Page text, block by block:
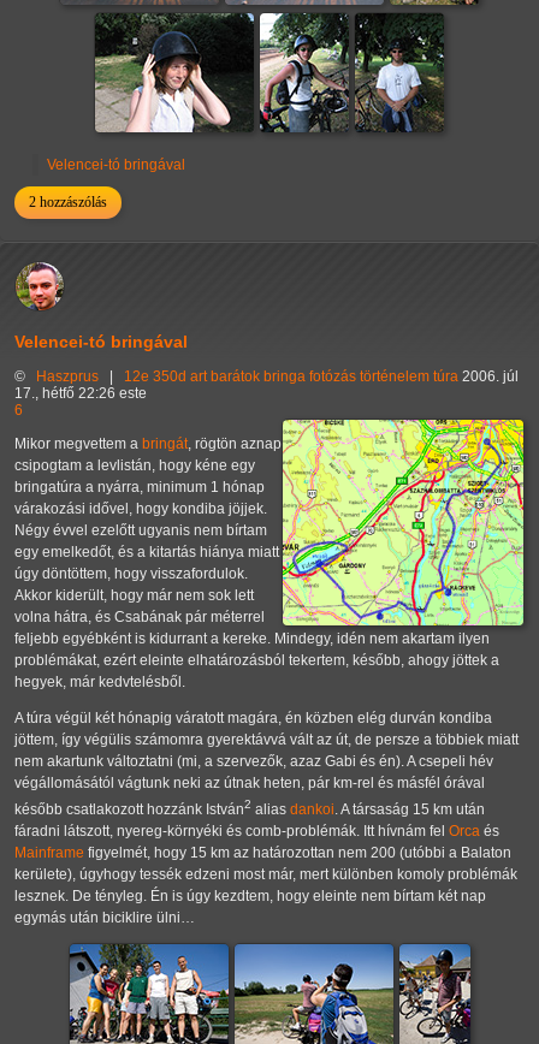
Velencei-tó bringával
2 hozzászólás
Velencei-tó bringával
© Haszprus 12e 350d art barátok bringa fotózás történelem túra 2006. júl
17., hétfő 22:26 este
6
Mikor megvettem a bringát, rögtön aznap
csipogtam a levlistán, hogy kéne egy
bringatúra a nyárra, minimum 1 hónap
várakozási idővel, hogy kondiba jöjjek.
Négy évvel ezelőtt ugyanis nem bírtam
egy emelkedőt, és a kitartás hiánya miatt
úgy döntöttem, hogy visszafordulok.
Akkor kiderült, hogy már nem sok lett
volna hátra, és Csabának pár méterrel
feljebb egyébként is kidurrant a kereke. Mindegy, idén nem akartam ilyen
problémákat, ezért eleinte elhatározásból tekertem, később, ahogy jöttek a
hegyek, már kedvtelésből.
A túra végül két hónapig váratott magára, én közben elég durván kondiba
jöttem, így végülis számomra gyerektávvá vált az út, de persze a többiek miatt
nem akartunk változtatni (mi, a szervezők, azaz Gabi és én). A csepeli hév
végállomásától vágtunk neki az útnak heten, pár km-rel és másfél órával
később csatlakozott hozzánk István2 alias dankoi. A társaság 15 km után
fáradni látszott, nyereg-környéki és comb-problémák. Itt hívnám fel Orca és
Mainframe figyelmét, hogy 15 km az határozottan nem 200 (utóbbi a Balaton
kerülete), úgyhogy tessék edzeni most már, mert különben komoly problémák
lesznek. De tényleg. Én is úgy kezdtem, hogy eleinte nem bírtam két nap
egymás után biciklire ülni…